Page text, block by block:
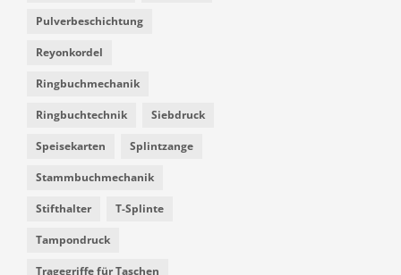
Pulverbeschichtung
Reyonkordel
Ringbuchmechanik
Ringbuchtechnik Siebdruck
Speisekarten Splintzange
Stammbuchmechanik
Stifthalter T-Splinte
Tampondruck
Tragegriffe für Taschen